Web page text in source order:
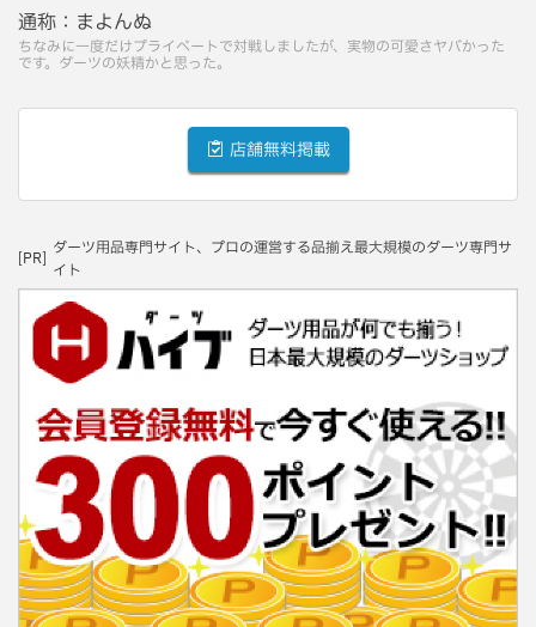
通称： まよんぬ
ちなみに一度だけプライベートで対戦しましたが、実物の可愛さヤバかった
です。ダーツの妖精かと思った。
店舗無料掲載
[PR]
ダーツ用品専門サイト、プロの運営する品揃え最大規模のダーツ専門サ
イト